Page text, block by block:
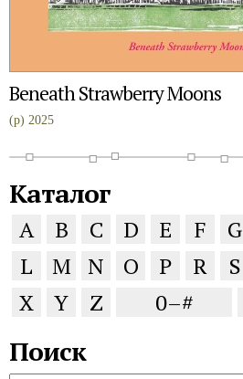
Beneath Strawberry Moons
(p) 2025
Каталог
A B C D E F G
L
M N O P R S
X
Y Z 0–#
Поиск